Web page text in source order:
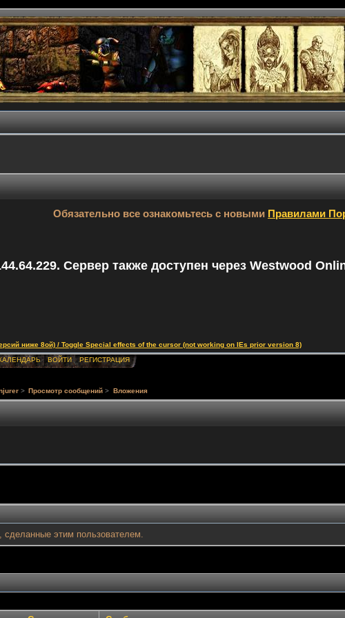
Обязательно все ознакомьтесь с новыми Правилами
Сервер также доступен через Westwood
ниже 8ой) / Toggle Special effects of the cursor (not working on IEs prior version 8)
ВОЙТИ РЕГИСТРАЦИЯ
> Просмотр сообщений > Вложения
этим пользователем.